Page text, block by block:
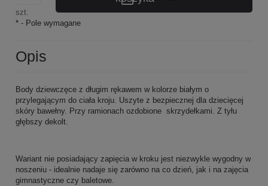
szt.
* - Pole wymagane
Opis
Body dziewczęce z długim rękawem w kolorze białym o
przylegającym do ciała kroju. Uszyte z bezpiecznej dla dziecięcej
skóry bawełny. Przy ramionach ozdobione skrzydełkami. Z tyłu
głębszy dekolt.
Wariant nie posiadający zapięcia w kroku jest niezwykle wygodny w
noszeniu - idealnie nadaje się zarówno na co dzień, jak i na zajęcia
gimnastyczne czy baletowe.